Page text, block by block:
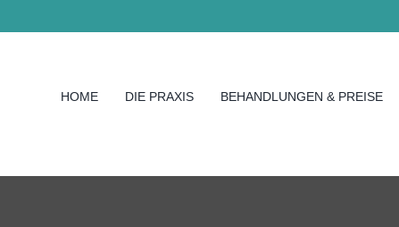
HOME DIE PRAXIS BEHANDLUNGEN & PREISE